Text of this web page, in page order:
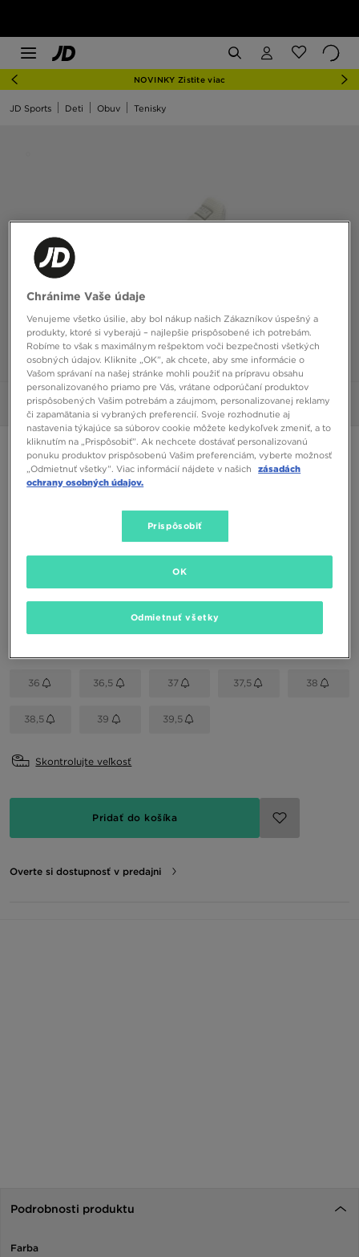
NOVINKY Zistite viac
JD Sports Deti Obuv Tenisky
Obrázky 360°
ONLY AT JD
MCKENZIE ARDAN
Dostupné Farby
EU US
36 36,5 37 37,5 38
38,5 39 39,5
Skontrolujte veľkosť
Pridať do košíka
Overte si dostupnosť v predajni
Podrobnosti produktu
Farba
Chránime Vaše údaje
Venujeme všetko úsilie, aby bol nákup našich Zákazníkov úspešný a
produkty, ktoré si vyberajú – najlepšie prispôsobené ich potrebám.
Robíme to však s maximálnym rešpektom voči bezpečnosti všetkých
osobných údajov. Kliknite „OK”, ak chcete, aby sme informácie o
Vašom správaní na našej stránke mohli použiť na prípravu obsahu
personalizovaného priamo pre Vás, vrátane odporúčaní produktov
prispôsobených Vašim potrebám a záujmom, personalizovanej reklamy
či zapamätania si vybraných preferencií. Svoje rozhodnutie aj
nastavenia týkajúce sa súborov cookie môžete kedykoľvek zmeniť, a to
kliknutím na „Prispôsobiť”. Ak nechcete dostávať personalizovanú
ponuku produktov prispôsobenú Vašim preferenciám, vyberte možnosť
„Odmietnuť všetky”. Viac informácií nájdete v našich
zásadách
ochrany osobných údajov.
Prispôsobiť
Odmietnuť všetky
OK